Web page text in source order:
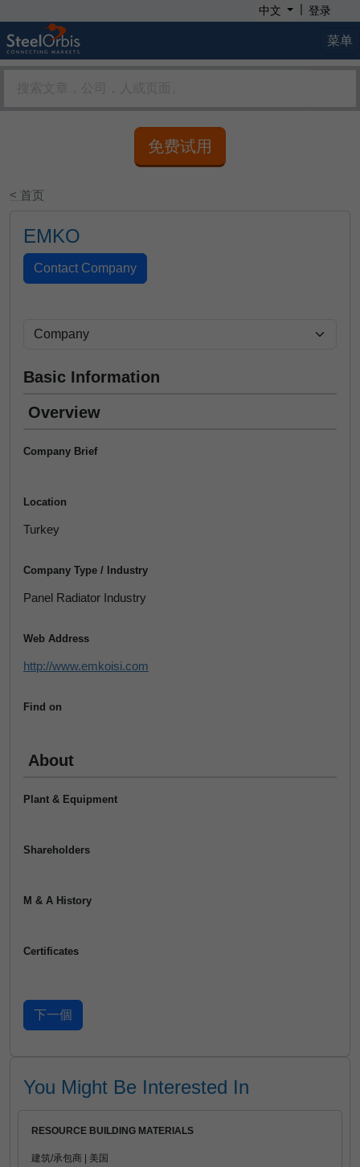
中文 | 登录
菜单
免费试用
< 首页
EMKO
Basic Information
Overview
Company Brief
Location
Turkey
Company Type / Industry
Panel Radiator Industry
Web Address
http://www.emkoisi.com
Find on
About
Plant & Equipment
Shareholders
M & A History
Certificates
You Might Be Interested In
RESOURCE BUILDING MATERIALS
建筑/承包商 | 美国